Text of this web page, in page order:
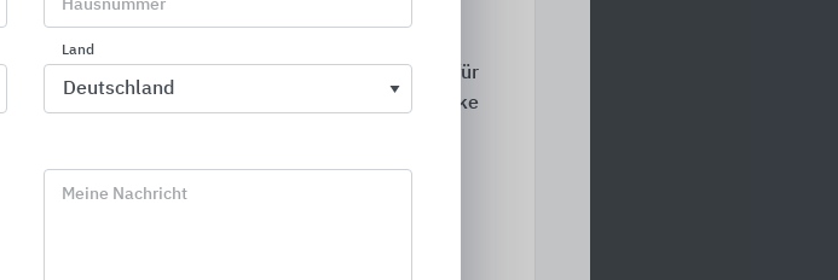
Elektrizität in Lebensqualität. Als Spezialist für
im Wohn- und Gewerbebau bietet die Marke
Zählerschrank bis zur Gebäudesteuerung für ein
Zuhause.
Hausnummer
Land
Meine Nachricht